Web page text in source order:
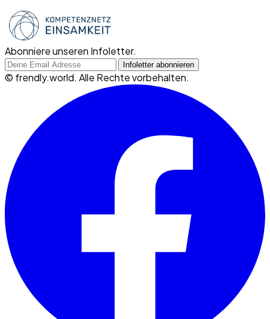
Abonniere unseren Infoletter.
© frendly.world. Alle Rechte vorbehalten.